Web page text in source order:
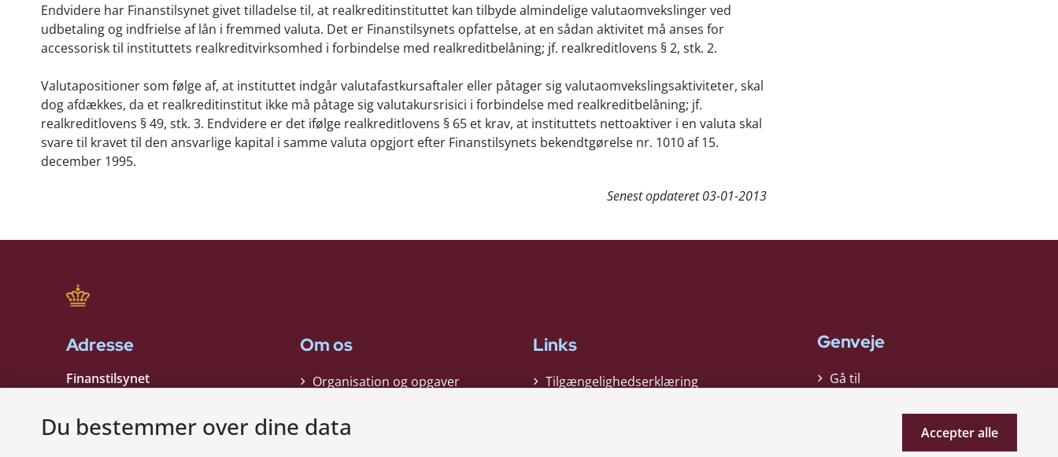
Endvidere har Finanstilsynet givet tilladelse til, at realkreditinstituttet kan tilbyde almindelige valutaomvekslinger ved
udbetaling og indfrielse af lån i fremmed valuta. Det er Finanstilsynets opfattelse, at en sådan aktivitet må anses for
accessorisk til instituttets realkreditvirksomhed i forbindelse med realkreditbelåning; jf. realkreditlovens § 2, stk. 2.
Valutapositioner som følge af, at instituttet indgår valutafastkursaftaler eller påtager sig valutaomvekslingsaktiviteter, skal
dog afdækkes, da et realkreditinstitut ikke må påtage sig valutakursrisici i forbindelse med realkreditbelåning; jf.
realkreditlovens § 49, stk. 3. Endvidere er det ifølge realkreditlovens § 65 et krav, at instituttets nettoaktiver i en valuta skal
svare til kravet til den ansvarlige kapital i samme valuta opgjort efter Finanstilsynets bekendtgørelse nr. 1010 af 15.
december 1995.
Senest opdateret03-01-2013
Adresse
Finanstilsynet
1401 København K
Om os
Organisation og opgaver
Kontakt
Links
Tilgængelighedserklæring
Genveje
Gå til
Du bestemmer over dine data Accepter alle